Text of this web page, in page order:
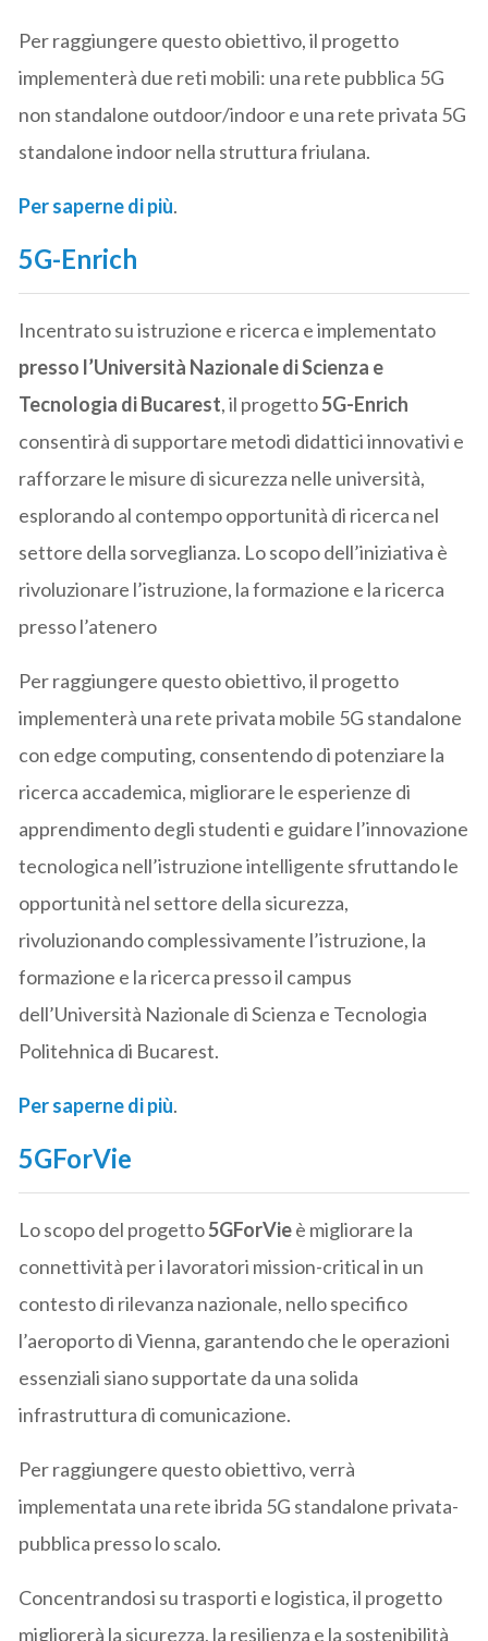
Per raggiungere questo obiettivo, il progetto
implementerà due reti mobili: una rete pubblica 5G
non standalone outdoor/indoor e una rete privata 5G
standalone indoor nella struttura friulana.
Per saperne di più.
5G-Enrich
Incentrato su istruzione e ricerca e implementato
presso l’Università Nazionale di Scienza e
Tecnologia di Bucarest, il progetto5G-Enrich
consentirà di supportare metodi didattici innovativi e
rafforzare le misure di sicurezza nelle università,
esplorando al contempo opportunità di ricerca nel
settore della sorveglianza. Lo scopo dell’iniziativa è
rivoluzionare l’istruzione, la formazione e la ricerca
presso l’atenero
Per raggiungere questo obiettivo, il progetto
implementerà una rete privata mobile 5G standalone
con edge computing, consentendo di potenziare la
ricerca accademica, migliorare le esperienze di
apprendimento degli studenti e guidare l’innovazione
tecnologica nell’istruzione intelligente sfruttando le
opportunità nel settore della sicurezza,
rivoluzionando complessivamente l’istruzione, la
formazione e la ricerca presso il campus
dell’Università Nazionale di Scienza e Tecnologia
Politehnica di Bucarest.
Per saperne di più.
5GForVie
Lo scopo del progetto5GForVieè migliorare la
connettività per i lavoratori mission-critical in un
contesto di rilevanza nazionale, nello specifico
l’aeroporto di Vienna, garantendo che le operazioni
essenziali siano supportate da una solida
infrastruttura di comunicazione.
Per raggiungere questo obiettivo, verrà
implementata una rete ibrida 5G standalone privata-
pubblica presso lo scalo.
Concentrandosi su trasporti e logistica, il progetto
migliorerà la sicurezza, la resilienza e la sostenibilità